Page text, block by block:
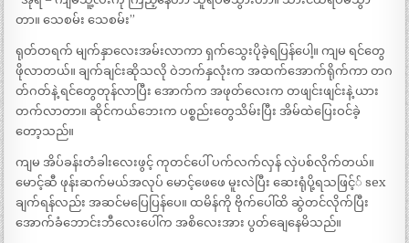
တာ။ သေစမ်း သေစမ်း”
ရုတ်တရက် မျက်နှာလေးအမ်းလာကာ ရှက်သွေးပိုခဲ့ရပြန်ပေါ့။ ကျမ ရင်တွေ
ဖိုလာတယ်။ ချက်ချင်းဆိုသလို ဝဲဘက်နှလုံးက အထက်အောက်ရိုက်ကာ တဂ
တ်ဂတ်နဲ့ ရင်တွေတုန်လာပြီး အောက်က အဖုတ်လေးက တဖျင်းဖျင်းနဲ့ ယား
တက်လာတာ။ ဆိုင်ကယ်ဘေးက ပစ္စည်းတွေသိမ်းပြီး အိမ်ထဲပြေးဝင်ခဲ့
တော့သည်။
ကျမ အိပ်ခန်းတံခါးလေးဖွင့် ကုတင်ပေါ် ပက်လက်လှန် လှဲပစ်လိုက်တယ်။
မောင့်ဆီ ဖုန်းဆက်မယ်အလုပ် မောင့်ဖေဖေ မူးလဲပြီး ဆေးရုံပို့ရသဖြင့်် sex
ချက်ရန်လည်း အဆင်မပြေပြန်ပေ။ ထမိန်ကို ဗိုက်ပေါ်ထိ ဆွဲတင်လိုက်ပြီး
အောက်ခံဘောင်းဘီလေးပေါ်က အစိလေးအား ပွတ်ချေနေမိသည်။